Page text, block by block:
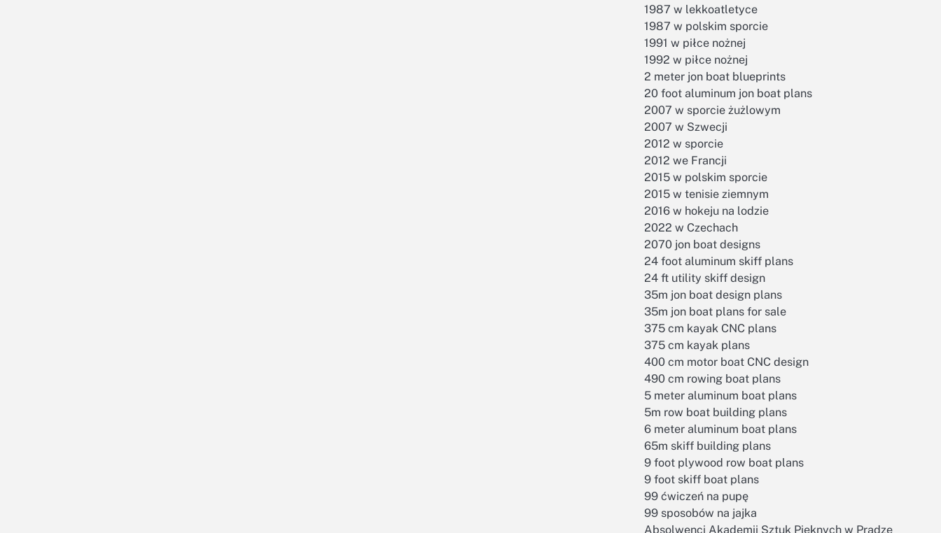
1987 w lekkoatletyce
1987 w polskim sporcie
1991 w piłce nożnej
1992 w piłce nożnej
2 meter jon boat blueprints
20 foot aluminum jon boat plans
2007 w sporcie żużlowym
2007 w Szwecji
2012 w sporcie
2012 we Francji
2015 w polskim sporcie
2015 w tenisie ziemnym
2016 w hokeju na lodzie
2022 w Czechach
2070 jon boat designs
24 foot aluminum skiff plans
24 ft utility skiff design
35m jon boat design plans
35m jon boat plans for sale
375 cm kayak CNC plans
375 cm kayak plans
400 cm motor boat CNC design
490 cm rowing boat plans
5 meter aluminum boat plans
5m row boat building plans
6 meter aluminum boat plans
65m skiff building plans
9 foot plywood row boat plans
9 foot skiff boat plans
99 ćwiczeń na pupę
99 sposobów na jajka
Absolwenci Akademii Sztuk Pięknych w Pradze